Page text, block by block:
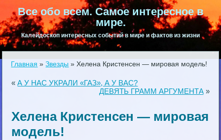
Все обо всем. Самое интересное в
мире.
Калейдоскоп интересных событий в мире и фактов из жизни
Главная »Звезды »Хeлена Кристенсен — мировая модель!
«А У НАС УКРАЛИ «ГАЗ», А У ВАС?
ДЕВЯТЬ ГРАММ АРГУМЕНТА»
Хeлена Кристенсен — мировая
модель!